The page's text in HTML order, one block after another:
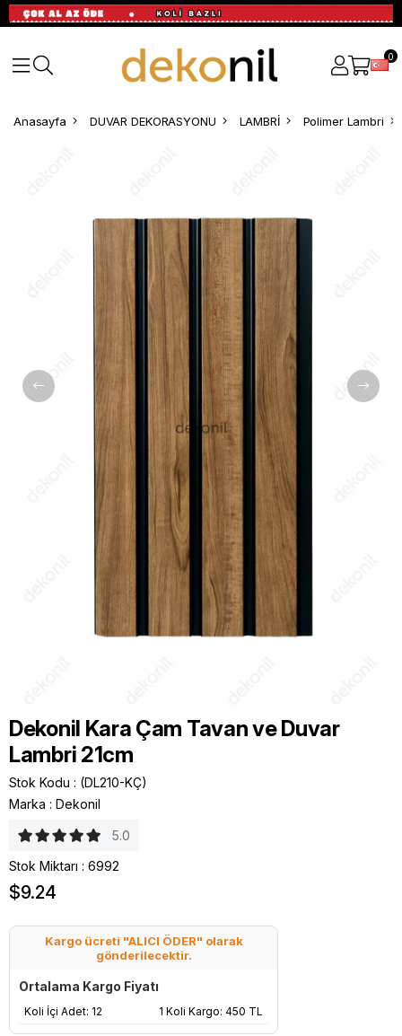
0
Anasayfa DUVAR DEKORASYONU LAMBRİ Polimer Lambri
Dekonil Kara Çam Tavan ve Duvar
Lambri 21cm
Stok Kodu
(DL210-KÇ)
Marka : Dekonil
5.0
Stok Miktarı : 6992
$9.24
Kargo ücreti "ALICI ÖDER" olarak
gönderilecektir.
Ortalama Kargo Fiyatı
Koli İçi Adet: 12 1 Koli Kargo: 450 TL